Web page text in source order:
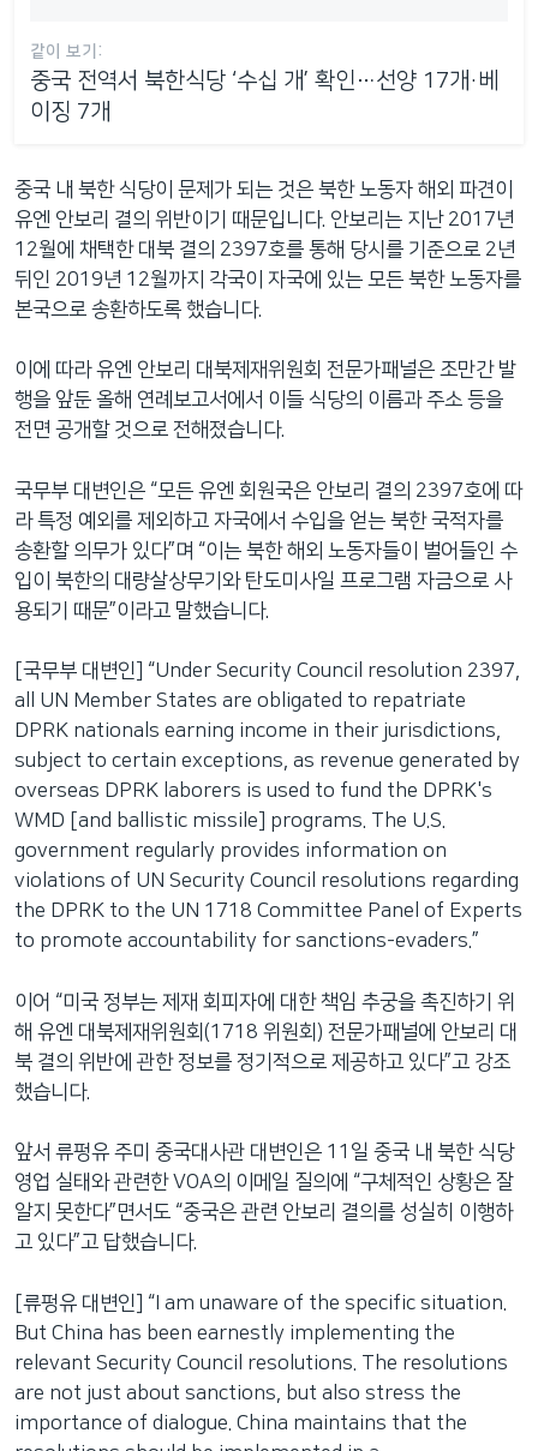
같이 보기:
중국 전역서 북한식당 ‘수십 개’ 확인…선양 17개·베
이징 7개
중국 내 북한 식당이 문제가 되는 것은 북한 노동자 해외 파견이
유엔 안보리 결의 위반이기 때문입니다. 안보리는 지난 2017년
12월에 채택한 대북 결의 2397호를 통해 당시를 기준으로 2년
뒤인 2019년 12월까지 각국이 자국에 있는 모든 북한 노동자를
본국으로 송환하도록 했습니다.
이에 따라 유엔 안보리 대북제재위원회 전문가패널은 조만간 발
행을 앞둔 올해 연례보고서에서 이들 식당의 이름과 주소 등을
전면 공개할 것으로 전해졌습니다.
국무부 대변인은 “모든 유엔 회원국은 안보리 결의 2397호에 따
라 특정 예외를 제외하고 자국에서 수입을 얻는 북한 국적자를
송환할 의무가 있다”며 “이는 북한 해외 노동자들이 벌어들인 수
입이 북한의 대량살상무기와 탄도미사일 프로그램 자금으로 사
용되기 때문”이라고 말했습니다.
[국무부 대변인] “Under Security Council resolution 2397,
all UN Member States are obligated to repatriate
DPRK nationals earning income in their jurisdictions,
subject to certain exceptions, as revenue generated by
overseas DPRK laborers is used to fund the DPRK's
WMD [and ballistic missile] programs. The U.S.
government regularly provides information on
violations of UN Security Council resolutions regarding
the DPRK to the UN 1718 Committee Panel of Experts
to promote accountability for sanctions-evaders.”
이어 “미국 정부는 제재 회피자에 대한 책임 추궁을 촉진하기 위
해 유엔 대북제재위원회(1718 위원회) 전문가패널에 안보리 대
북 결의 위반에 관한 정보를 정기적으로 제공하고 있다”고 강조
했습니다.
앞서 류펑유 주미 중국대사관 대변인은 11일 중국 내 북한 식당
영업 실태와 관련한 VOA의 이메일 질의에 “구체적인 상황은 잘
알지 못한다”면서도 “중국은 관련 안보리 결의를 성실히 이행하
고 있다”고 답했습니다.
[류펑유 대변인] “I am unaware of the specific situation.
But China has been earnestly implementing the
relevant Security Council resolutions. The resolutions
are not just about sanctions, but also stress the
importance of dialogue. China maintains that the